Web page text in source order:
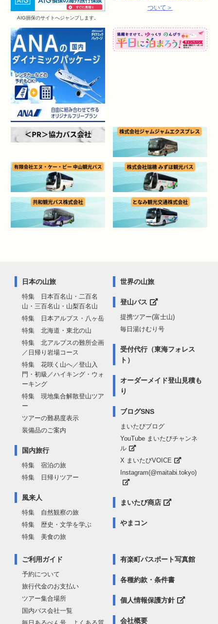
AIG損保のサイトへジャンプします。
ついて＞
日本の山旅
特集 日本百名山・二百名
山・三百名山・山梨百名山
特集 日本アルプス・八ヶ岳
特集 北海道・東北の山
特集 北アルプスの難所企画
／日帰り岩場コース
特集 花咲く山へ／登山入
門・初級／ハイキング・ウォ
ーキング
特集 現地集合解散登山ツア
ー
ツアーの難易度表示
装備品のご案内
国内旅行
特集 宿泊の旅
特集 日帰りツアー
風来人
特集 自然観察の旅
特集 歴史・文学を学ぶ
特集 美食の旅
世界の山旅
登山バス
提携ツアー(富士山)
毎日湯けむり号
受付代行（東海フォレス
ト）
オーダーメイド登山見積も
り
ブログSNS
まいたびブログ
YouTube まいたびチャンネ
ル
X まいたびVOICE
Instagram(@maitabi.tokyo)
まいたび商店
やまコン
ご利用ガイド
予約について
旅行代金のお支払い
ツアー集合場所
国内バス会社一覧
有楽町パスポート写真館
各種約款・条件書
個人情報保護方針
会社概要